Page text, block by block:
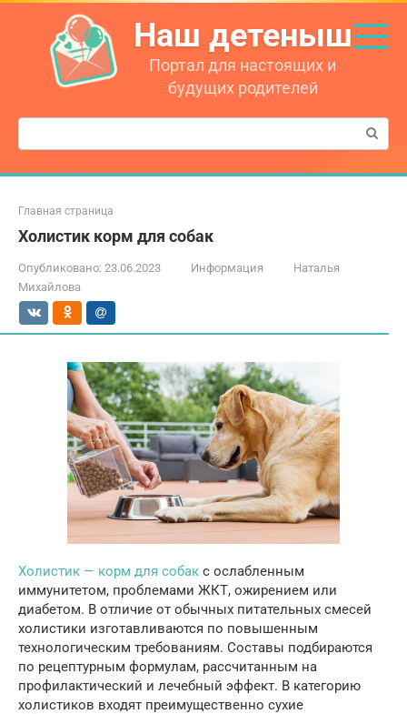
Перейти
контенту
Наш детеныш
Портал для настоящих и
будущих родителей
Поиск:
Главная страница
Холистик корм для собак
Опубликовано: 23.06.2023 Информация
Наталья
Михайлова
Холистик — корм для собак с ослабленным
иммунитетом, проблемами ЖКТ, ожирением или
диабетом. В отличие от обычных питательных смесей
холистики изготавливаются по повышенным
технологическим требованиям. Составы подбираются
по рецептурным формулам, рассчитанным на
профилактический и лечебный эффект. В категорию
холистиков входят преимущественно сухие